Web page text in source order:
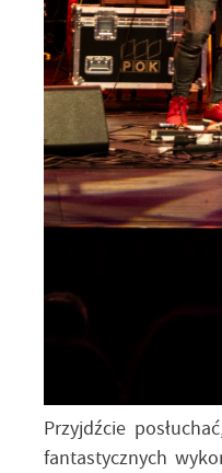
Przyjdźcie
fantastycznych